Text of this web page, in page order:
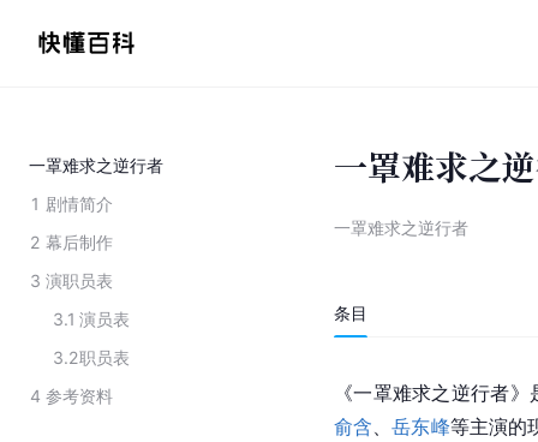
一罩难求之逆行者
1 剧情简介
2 幕后制作
3 演职员表
3.1 演员表
3.2职员表
4 参考资料
一罩难求之
一罩难求之逆行者
条目
《一罩难求之逆行者
俞含 、岳东峰等主演的